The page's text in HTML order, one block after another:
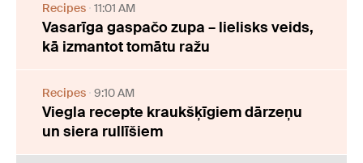
Recipes 11:01 AM
Vasarīga gaspačo zupa – lielisks veids,
kā izmantot tomātu ražu
Recipes 9:10 AM
Viegla recepte kraukšķīgiem dārzeņu
un siera rullīšiem